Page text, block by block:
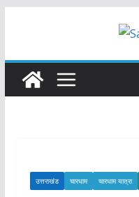
उत्तराखंड चारधाम चारधाम यात्रा